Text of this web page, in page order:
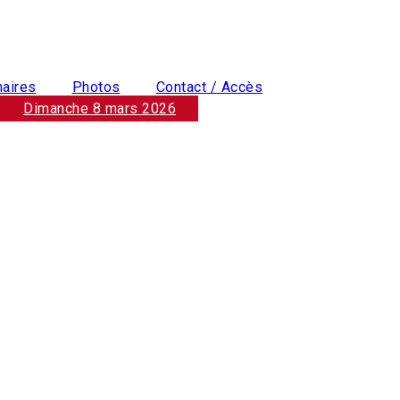
Dimanche 8 mars 2026
Photos Contact / Accès